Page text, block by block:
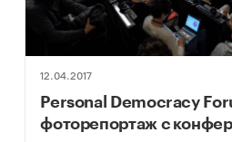
12.04.2017
Personal Democracy
фоторепортаж с